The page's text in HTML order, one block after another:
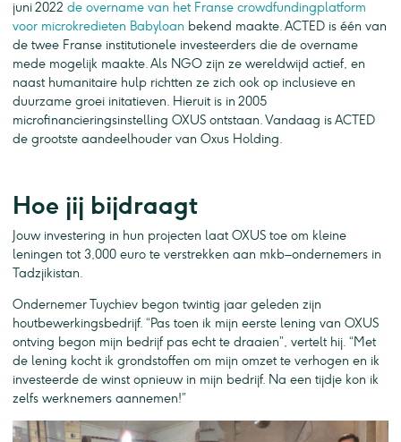
juni 2022 de overname van het Franse crowdfundingplatform
voor microkredieten Babyloan bekend maakte. ACTED is één van
de twee Franse institutionele investeerders die de overname
mede mogelijk maakte. Als NGO zijn ze wereldwijd actief, en
naast humanitaire hulp richtten ze zich ook op inclusieve en
duurzame groei initatieven. Hieruit is in 2005
microfinancieringsinstelling OXUS ontstaan. Vandaag is ACTED
de grootste aandeelhouder van Oxus Holding.
Hoe jij bijdraagt
Jouw investering in hun projecten laat OXUS toe om kleine
leningen tot 3,000 euro te verstrekken aan mkb–ondernemers in
Tadzjikistan.
Ondernemer Tuychiev begon twintig jaar geleden zijn
houtbewerkingsbedrijf. “Pas toen ik mijn eerste lening van OXUS
ontving begon mijn bedrijf pas echt te draaien”, vertelt hij. “Met
de lening kocht ik grondstoffen om mijn omzet te verhogen en ik
investeerde de winst opnieuw in mijn bedrijf. Na een tijdje kon ik
zelfs werknemers aannemen!”